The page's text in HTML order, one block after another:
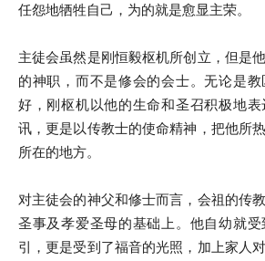
任怨地牺牲自己，为的就是愈显主荣。
主徒会虽然是刚恒毅枢机所创立，但是
的神职，而不是修会的会士。无论是
好，刚枢机以他的生命和圣召积极地
讯，更是以传教士的使命精神，把他所
所在的地方。
对主徒会的神父和修士而言，会祖的传
圣事及孝爱圣母的基础上。他自幼就
引，更是受到了福音的光照，加上家人